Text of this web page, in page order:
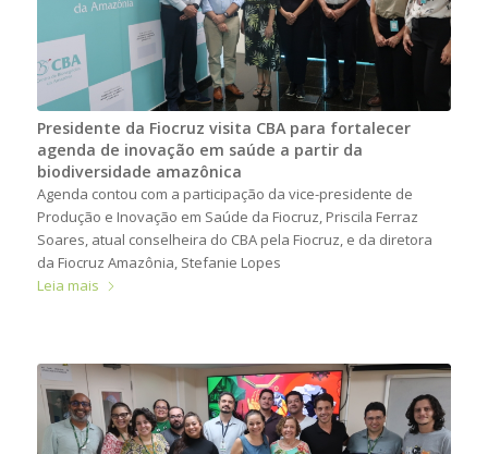
Presidente da Fiocruz visita CBA para fortalecer
agenda de inovação em saúde a partir da
biodiversidade amazônica
Agenda contou com a participação da vice-presidente de
Produção e Inovação em Saúde da Fiocruz, Priscila Ferraz
Soares, atual conselheira do CBA pela Fiocruz, e da diretora
da Fiocruz Amazônia, Stefanie Lopes
Leia mais